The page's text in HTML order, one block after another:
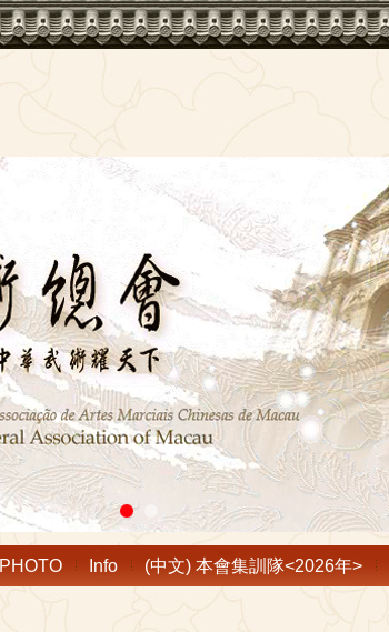
PHOTO Info (中文) 本會集訓隊<2026年>